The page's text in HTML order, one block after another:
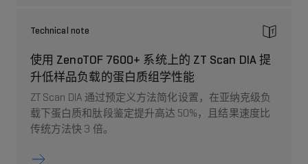
Technical note
使用 ZenoTOF 7600+ 系统上的 ZT Scan DIA 提
升低样品负载的蛋白质组学性能
ZT Scan DIA 通过预定义方法简化设置，在亚纳克级负
载下蛋白质和肽段鉴定提升高达 50%，且结果速度比
传统方法快 3 倍。